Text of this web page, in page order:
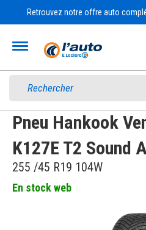
Retrouvez notre offre auto
Pneu Hankook
K127E T2 Sound
255 /45 R19 104W
En stock web